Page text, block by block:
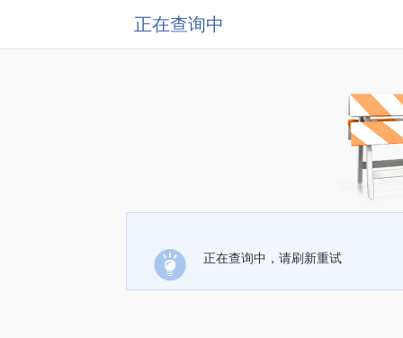
正在查询中
正在查询中，请刷新重试